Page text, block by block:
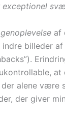
af
indre billeder
at
der alene
der giver